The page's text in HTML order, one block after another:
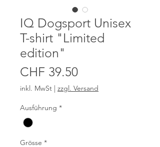
IQ Dogsport Unisex
T-shirt "Limited
edition"
CHF 39.50Preis
inkl. MwSt | zzgl. Versand
Ausführung *
Grösse *